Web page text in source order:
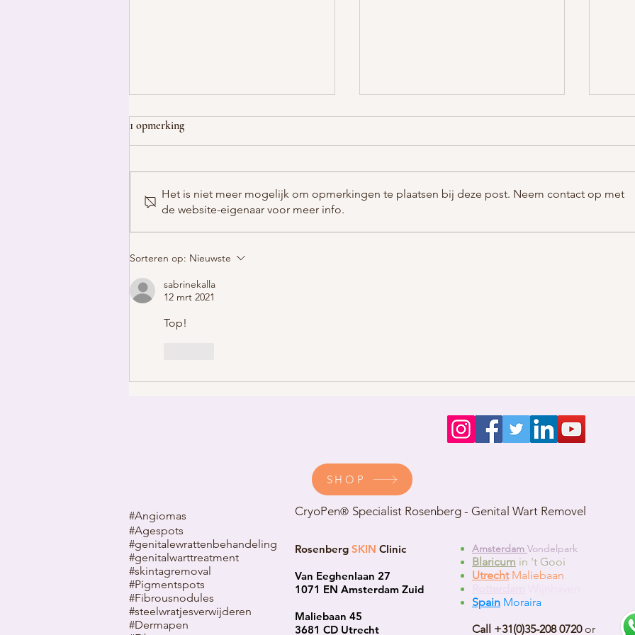
Zijn genitale wratten gevaarlijk?
HPV, risico's en behandeling
Genitale wratten: alles wat je
De
1 opmerking
Het is niet meer mogelijk om opmerkingen te plaatsen bij deze post. Neem contact op met
de website-eigenaar voor meer info.
Sorteren op: Nieuwste
sabrinekalla
12 mrt 2021
Top!
SHOP
#Angiomas
#Agespots
#genitalewrattenbehandeling
#genitalwarttreatment
#skintagremoval
#Pigmentspots
#Fibrousnodules
#steelwratjesverwijderen
#Dermapen
CryoPen® Specialist Rosenberg - Genital Wart Removel
Rosenberg SKIN Clinic
Van Eeghenlaan 27
1071 EN Amsterdam Zuid
Maliebaan 45
3681 CD Utrecht
Amsterdam Vondelpark
Blaricum in 't Gooi
UtrechtMaliebaan
Spain Moraira
Call +31(0)35-208 0720or